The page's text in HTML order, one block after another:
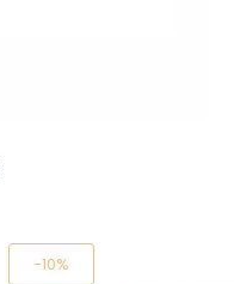
-10%